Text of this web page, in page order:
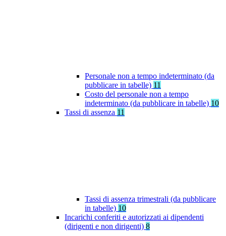
Personale non a tempo indeterminato (da
pubblicare in tabelle) 11
Costo del personale non a tempo
indeterminato (da pubblicare in tabelle) 10
Tassi di assenza 11
Tassi di assenza trimestrali (da pubblicare
in tabelle) 10
Incarichi conferiti e autorizzati ai dipendenti
(dirigenti e non dirigenti) 8